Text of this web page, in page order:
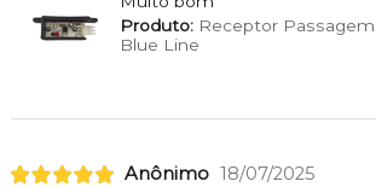
Produto:Receptor Passagem
Blue Line
Anônimo 18/07/2025